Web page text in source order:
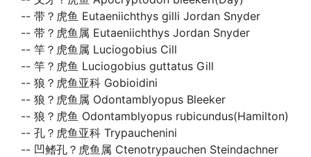
-- 带？虎鱼 Eutaeniichthys gilli Jordan Snyder
-- 带？虎鱼属 Eutaeniichthys Jordan Snyder
-- 竿？虎鱼属 Luciogobius Cill
-- 竿？虎鱼 Luciogobius guttatus Gill
-- 狼？虎鱼亚科 Gobioidini
-- 狼？虎鱼属 Odontamblyopus Bleeker
-- 狼？虎鱼 Odontamblyopus rubicundus(Hamilton)
-- 孔？虎鱼亚科 Trypauchenini
-- 凹鳍孔？虎鱼属 Ctenotrypauchen Steindachner